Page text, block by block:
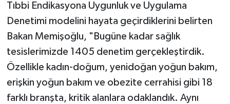
Tıbbi Endikasyona Uygunluk ve Uygulama
Denetimi modelini hayata geçirdiklerini belirten
Bakan Memişoğlu, "Bugüne kadar sağlık
tesislerimizde 1405 denetim gerçekleştirdik.
Özellikle kadın-doğum, yenidoğan yoğun bakım,
erişkin yoğun bakım ve obezite cerrahisi gibi 18
farklı branşta, kritik alanlara odaklandık. Aynı